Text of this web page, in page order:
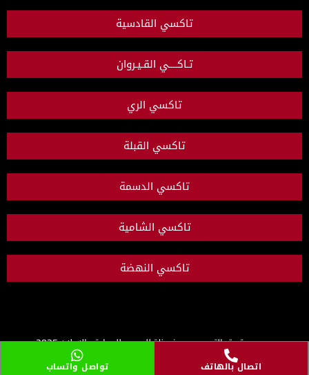
تاكسي القادسية
تـاكــــي القـيـروان
تاكسي الري
تاكسي القبلة
تاكسي الدسمة
تاكسي الشامية
تاكسي النهضة
جميع حقوق التصميم محفوظة للعجيب للدعاية والاعلان 2025
لطلبات تصميم المواقع تواصل واتساب 0096566189522
اتصال بالهاتف تواصل واتساب